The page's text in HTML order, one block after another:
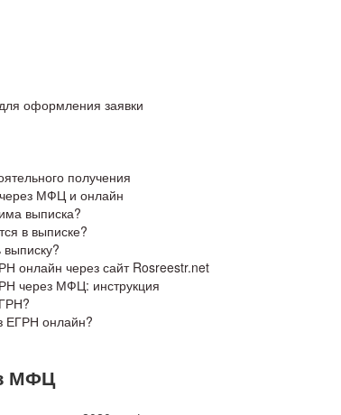
оформления заявки
получения
МФЦ и онлайн
выписка?
в выписке?
выписку?
онлайн через сайт Rosreestr.net
через МФЦ: инструкция
ЕГРН онлайн?
МФЦ